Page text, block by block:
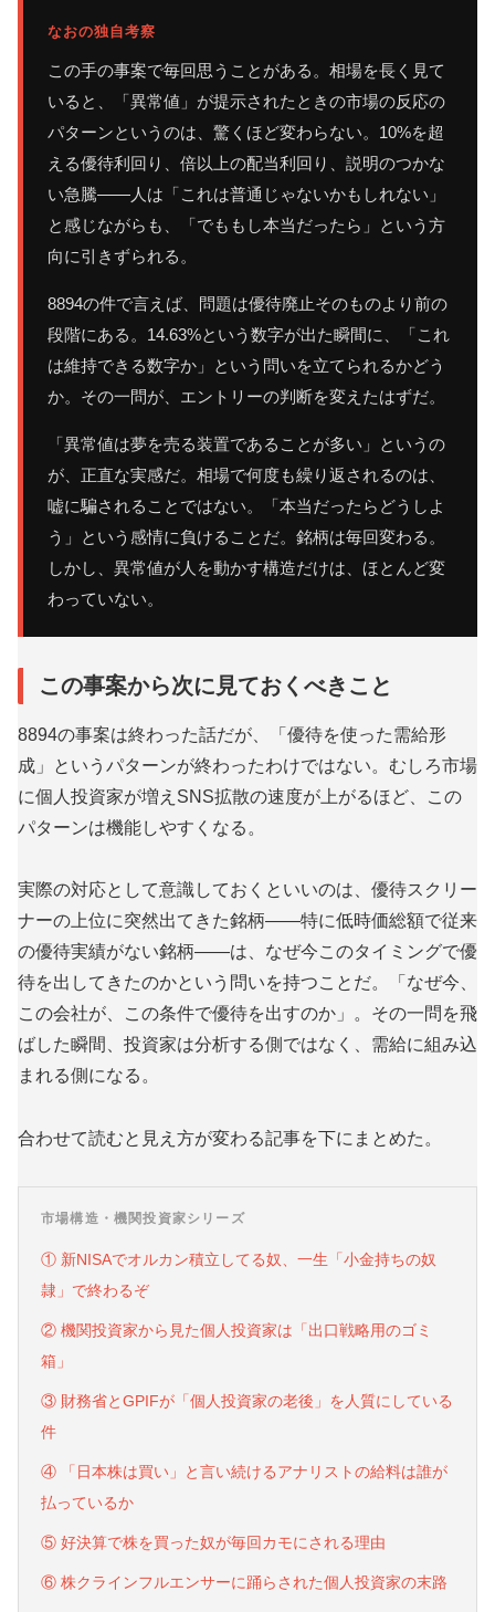
なおの独自考察
この手の事案で毎回思うことがある。相場を長く見て
いると、「異常値」が提示されたときの市場の反応の
パターンというのは、驚くほど変わらない。10%を超
える優待利回り、倍以上の配当利回り、説明のつかな
い急騰——人は「これは普通じゃないかもしれない」
と感じながらも、「でももし本当だったら」という方
向に引きずられる。
8894の件で言えば、問題は優待廃止そのものより前の
段階にある。14.63%という数字が出た瞬間に、「これ
は維持できる数字か」という問いを立てられるかどう
か。その一問が、エントリーの判断を変えたはずだ。
「異常値は夢を売る装置であることが多い」というの
が、正直な実感だ。相場で何度も繰り返されるのは、
嘘に騙されることではない。「本当だったらどうしよ
う」という感情に負けることだ。銘柄は毎回変わる。
しかし、異常値が人を動かす構造だけは、ほとんど変
わっていない。
この事案から次に見ておくべきこと
8894の事案は終わった話だが、「優待を使った需給形
成」というパターンが終わったわけではない。むしろ市場
に個人投資家が増えSNS拡散の速度が上がるほど、この
パターンは機能しやすくなる。
実際の対応として意識しておくといいのは、優待スクリー
ナーの上位に突然出てきた銘柄——特に低時価総額で従来
の優待実績がない銘柄——は、なぜ今このタイミングで優
待を出してきたのかという問いを持つことだ。「なぜ今、
この会社が、この条件で優待を出すのか」。その一問を飛
ばした瞬間、投資家は分析する側ではなく、需給に組み込
まれる側になる。
合わせて読むと見え方が変わる記事を下にまとめた。
市場構造・機関投資家シリーズ
① 新NISAでオルカン積立してる奴、一生「小金持ちの奴
隷」で終わるぞ
② 機関投資家から見た個人投資家は「出口戦略用のゴミ
箱」
③ 財務省とGPIFが「個人投資家の老後」を人質にしている
件
④ 「日本株は買い」と言い続けるアナリストの給料は誰が
払っているか
⑤ 好決算で株を買った奴が毎回カモにされる理由
⑥ 株クラインフルエンサーに踊らされた個人投資家の末路